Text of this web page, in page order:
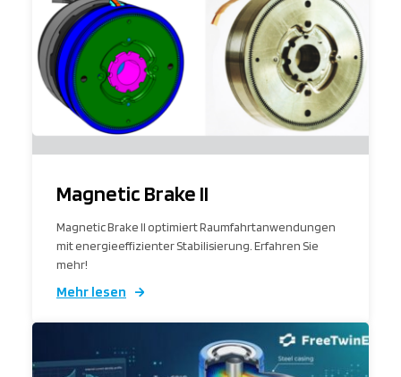
Magnetic Brake II
Magnetic Brake II optimiert Raumfahrtanwendungen
mit energieeffizienter Stabilisierung. Erfahren Sie
mehr!
Mehr lesen